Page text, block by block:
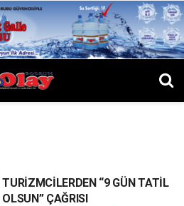
TURİZMCİLERDEN “9 GÜN TATİL
OLSUN” ÇAĞRISI